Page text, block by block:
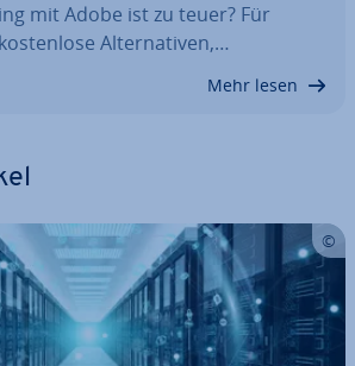
mit Adobe ist zu teuer? Für
Al­ter­na­ti­ven,…
Mehr lesen